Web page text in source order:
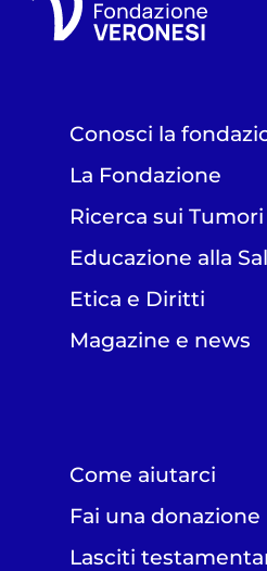
Conosci la
La Fondazione
Ricerca sui Tumori
Educazione alla
Etica e Diritti
Magazine e news
Come aiutarci
Fai una donazione
Lasciti